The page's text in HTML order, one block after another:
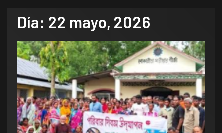
Día: 22 mayo, 2026